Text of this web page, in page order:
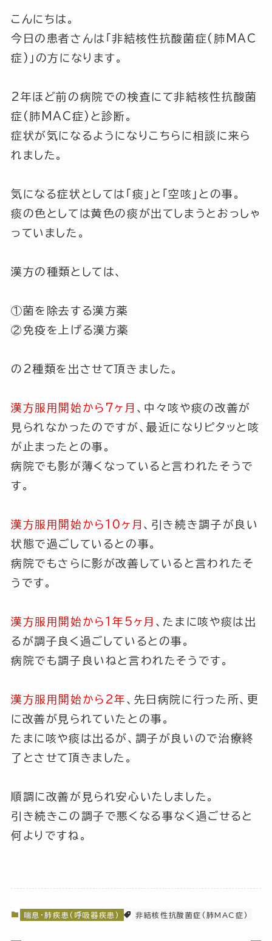
こんにちは。
今日の患者さんは「非結核性抗酸菌症(肺MAC
症)」の方になります。
2年ほど前の病院での検査にて非結核性抗酸菌
症(肺MAC症)と診断。
症状が気になるようになりこちらに相談に来ら
れました。
気になる症状としては 「痰」 と 「空咳」 との事。
痰の色としては黄色の痰が出てしまうとおっしゃ
っていました。
漢方の種類としては、
①菌を除去する漢方薬
②免疫を上げる漢方薬
の2種類を出させて頂きました。
漢方服用開始から7ヶ月 、中々咳や痰の改善が
見られなかったのですが、最近になりピタッと咳
が止まったとの事。
病院でも影が薄くなっていると言われたそうで
す。
漢方服用開始から10ヶ月 、引き続き調子が良い
状態で過ごしているとの事。
病院でもさらに影が改善していると言われたそ
うです。
漢方服用開始から1年5ヶ月 、たまに咳や痰は出
るが調子良く過ごしているとの事。
病院でも調子良いねと言われたそうです。
漢方服用開始から2年 、先日病院に行った所、更
に改善が見られていたとの事。
たまに咳や痰は出るが、調子が良いので治療終
了とさせて頂きました。
順調に改善が見られ安心いたしました。
引き続きこの調子で悪くなる事なく過ごせると
何よりですね。
喘息・肺疾患(呼吸器疾患) 非結核性抗酸菌症(肺MAC症)